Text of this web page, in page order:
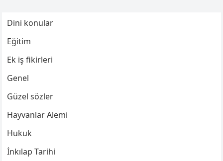
Dini konular
Eğitim
Ek iş fikirleri
Genel
Güzel sözler
Hayvanlar Alemi
Hukuk
İnkılap Tarihi